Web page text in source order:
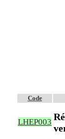
Code
LHEP003